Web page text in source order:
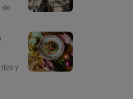
de
rico y